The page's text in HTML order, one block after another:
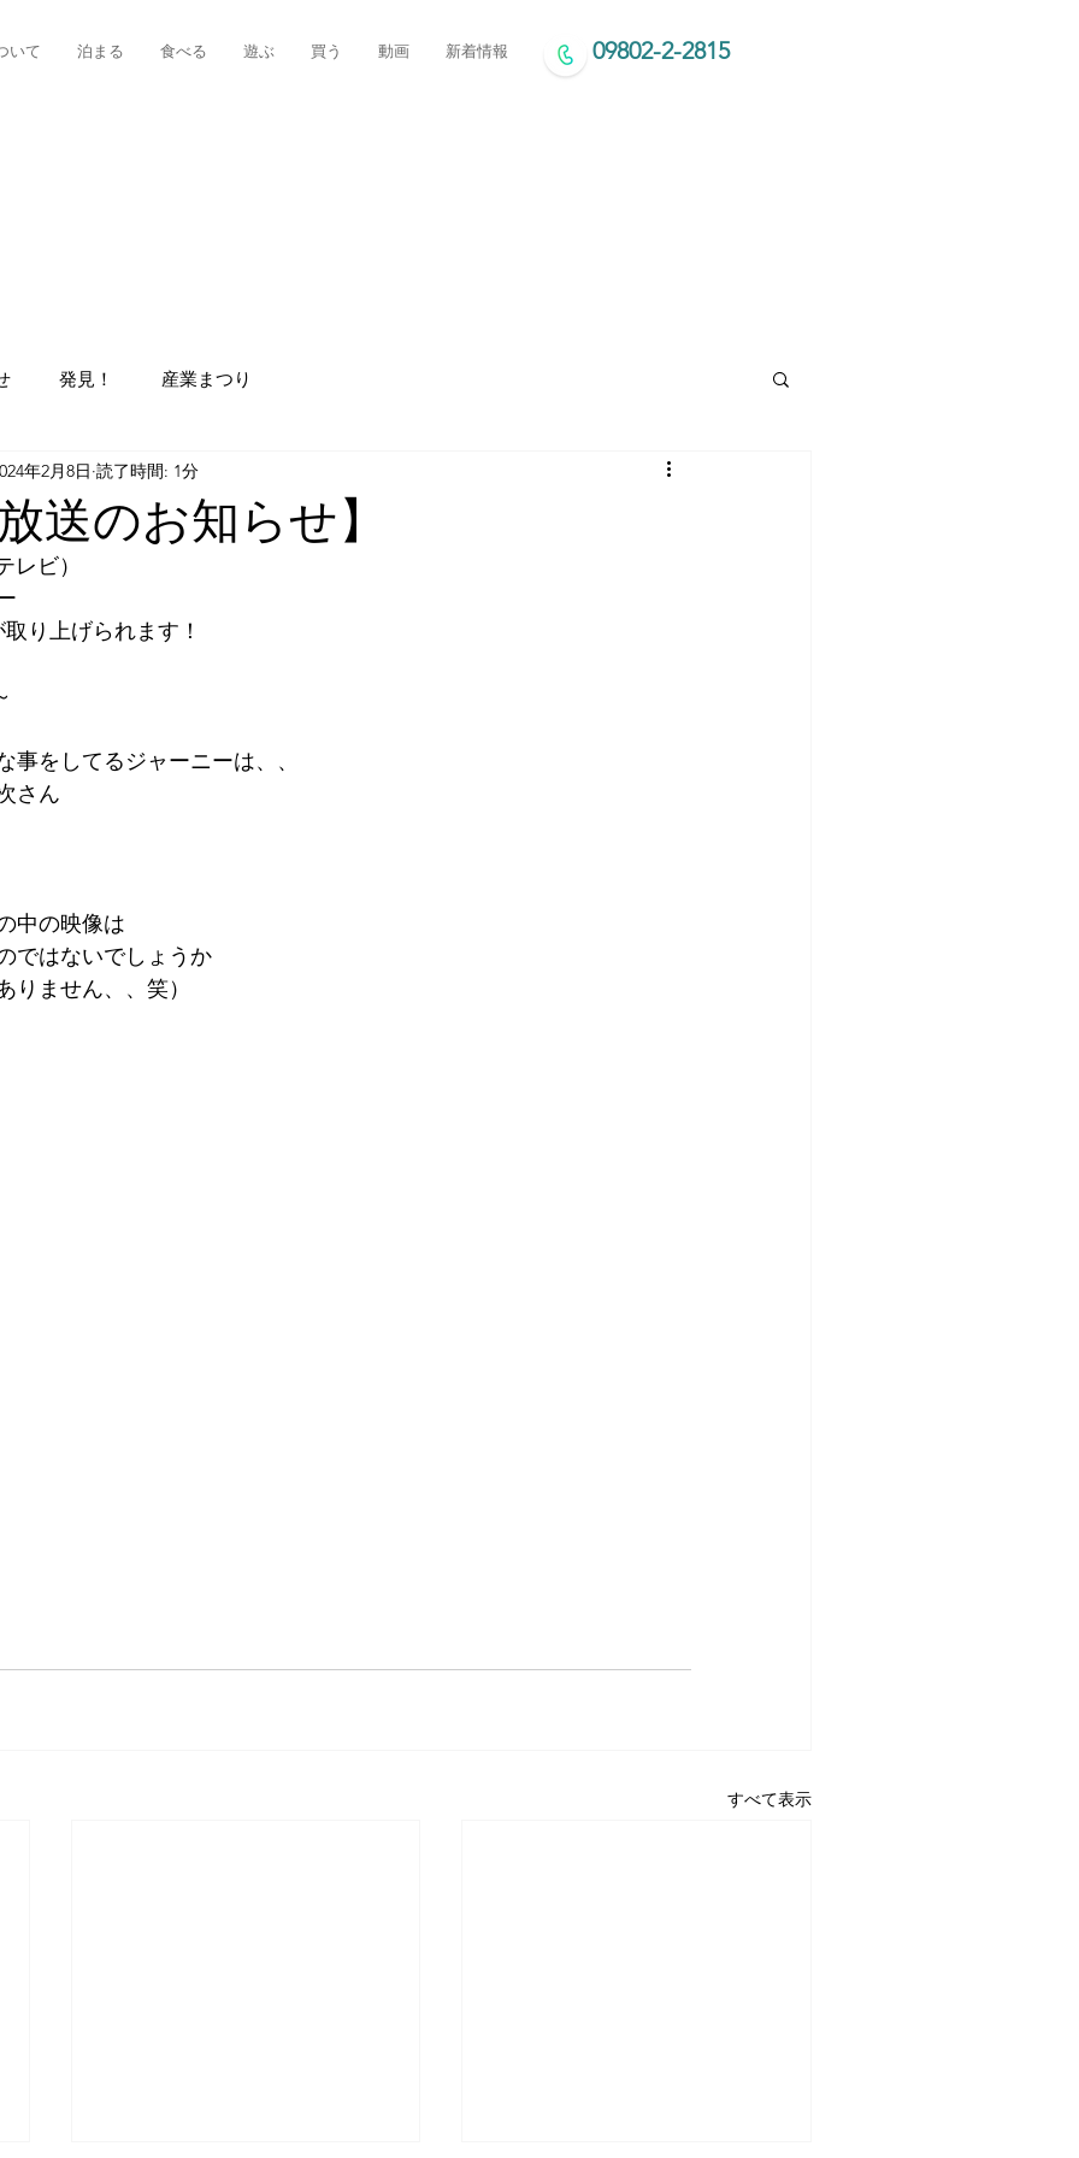
いて 泊まる 食べる 遊ぶ 買う 動画 新着情報 09802-2-2815
発見！ 産業まつり
送のお知らせ】
年2月8日 読了時間: 1分
レビ）
り上げられます！
事をしてるジャーニーは、、
さん
中の映像は
ではないでしょうか
りません、、笑）
すべて表示